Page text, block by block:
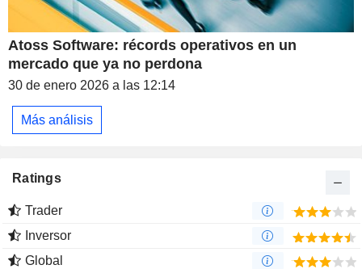
Atoss Software: récords operativos en un
mercado que ya no perdona
30 de enero 2026 a las 12:14
Más análisis
Ratings
Trader
Inversor
Global